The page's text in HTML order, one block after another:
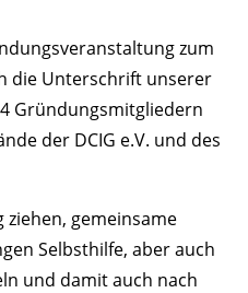
zum
die Unterschrift unserer
Gründungsmitgliedern
der DCIG e.V. und des
ziehen, gemeinsame
Selbsthilfe, aber auch
und damit auch nach